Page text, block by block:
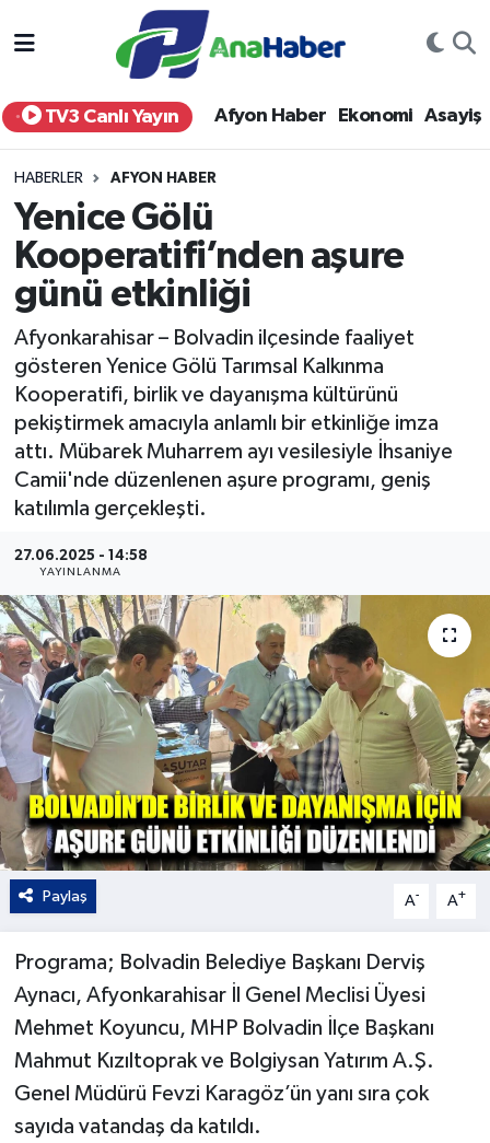
TV3 Canlı Yayın Afyon Haber Ekonomi Asayiş
HABERLER AFYON HABER
Yenice Gölü
Kooperatifi’nden aşure
günü etkinliği
Afyonkarahisar – Bolvadin ilçesinde faaliyet
gösteren Yenice Gölü Tarımsal Kalkınma
Kooperatifi, birlik ve dayanışma kültürünü
pekiştirmek amacıyla anlamlı bir etkinliğe imza
attı. Mübarek Muharrem ayı vesilesiyle İhsaniye
Camii'nde düzenlenen aşure programı, geniş
katılımla gerçekleşti.
27.06.2025 - 14:58
YAYINLANMA
Paylaş A- A+
Programa; Bolvadin Belediye Başkanı Derviş
Aynacı, Afyonkarahisar İl Genel Meclisi Üyesi
Mehmet Koyuncu, MHP Bolvadin İlçe Başkanı
Mahmut Kızıltoprak ve Bolgiysan Yatırım A.Ş.
Genel Müdürü Fevzi Karagöz’ün yanı sıra çok
sayıda vatandaş da katıldı.
Yurt Haber
Afyon Haber
Siyaset
Spor
Eğitim
Sağlık
Teknoloji
Afyonkarahisar Nöbetçi Eczaneler
Afyonkarahisar Hava Durumu
Afyonkarahisar Trafik Yoğunluk Haritası
Süper Lig Puan Durumu ve Fikstür
Tüm Manşetler
Son Dakika Haberleri
Haber Arşivi